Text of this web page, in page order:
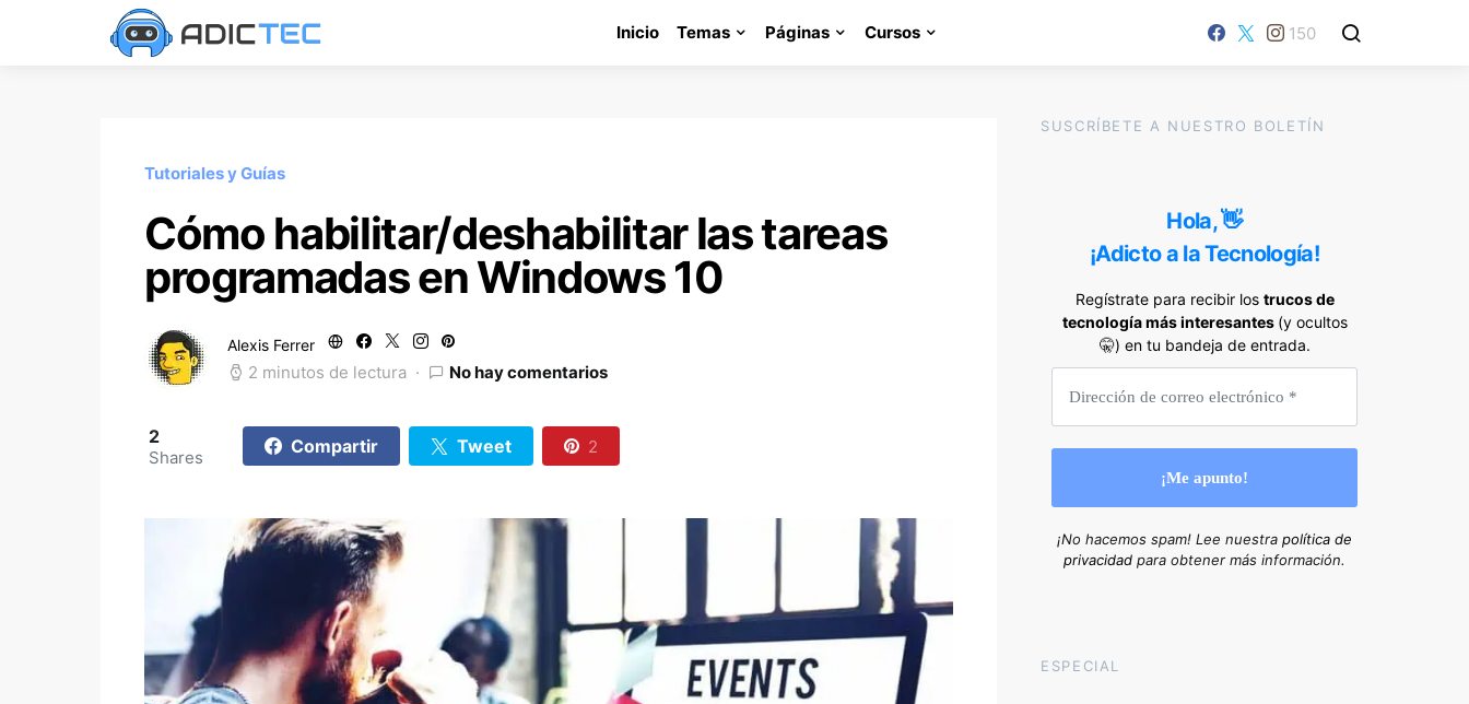
Inicio Temas Páginas Cursos 150
Tutoriales y Guías
Cómo habilitar/deshabilitar las tareas
programadas en Windows 10
Alexis Ferrer
2 minutos de lectura No hay comentarios
2
Shares Compartir Tweet 2
SUSCRÍBETE A NUESTRO BOLETÍN
Hola, 👋
¡Adicto a la Tecnología!
Regístrate para recibir los trucos de
tecnología más interesantes (y ocultos
🤫) en tu bandeja de entrada.
¡No hacemos spam! Lee nuestra política de
privacidad para obtener más información.
ESPECIAL